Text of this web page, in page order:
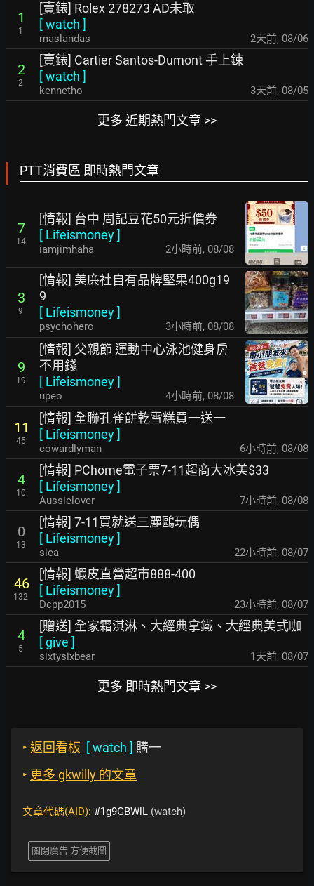
1
1
[賣錶] Rolex 278273 AD未取
[watch ]
maslandas 2天前, 08/06
2
2
[賣錶] Cartier Santos-Dumont 手上鍊
[watch ]
kennetho 3天前, 08/05
更多 近期熱門文章 >>
PTT消費區 即時熱門文章
7
14
[情報] 台中 周記豆花50元折價券
[ Lifeismoney]
iamjimhaha 2小時前, 08/08
3
9
[情報] 美廉社自有品牌堅果400g19
9
[ Lifeismoney]
psychohero 3小時前, 08/08
9
19
[情報] 父親節 運動中心泳池健身房
不用錢
[ Lifeismoney]
upeo 4小時前, 08/08
11
45
[情報] 全聯孔雀餅乾雪糕買一送一
[ Lifeismoney]
cowardlyman 6小時前, 08/08
4
10
[情報] PChome電子票7-11超商大冰美$33
[ Lifeismoney]
Aussielover 7小時前, 08/08
0
13
[情報] 7-11買就送三麗鷗玩偶
[ Lifeismoney]
siea 22小時前, 08/07
46
132
[情報] 蝦皮直營超市888-400
[ Lifeismoney]
Dcpp2015 23小時前, 08/07
4
5
[贈送] 全家霜淇淋、大經典拿鐵、大經典美式咖
[give ]
sixtysixbear 1天前, 08/07
更多 即時熱門文章 >>
‣ 返回看板 [watch ] 購一
‣ 更多 gkwilly 的文章
文章代碼(AID): #1g9GBWlL (watch)
關閉廣告 方便截圖